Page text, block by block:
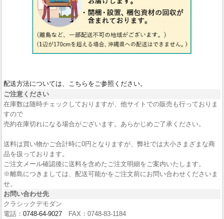
配送方法については、こちらをご参照ください。
ご注意ください
在庫数は随時チェックしておりますが、他サイトでの販売も行っておりま
すので
売約在庫切れになる場合がございます。あらかじめご了承ください。
送料は買い物かご合計時に0円となりますが、弊社では大小さまざまな商
品を扱っております。
ご注文メール確認後に送料を含めたご注文明細をご案内いたします。
※離島につきましては、配送可能かをご注文前にお問い合わせくださいま
せ。
お問い合わせ先
クラシックデモダン
電話： 0748-64-9027 FAX：0748-83-1184